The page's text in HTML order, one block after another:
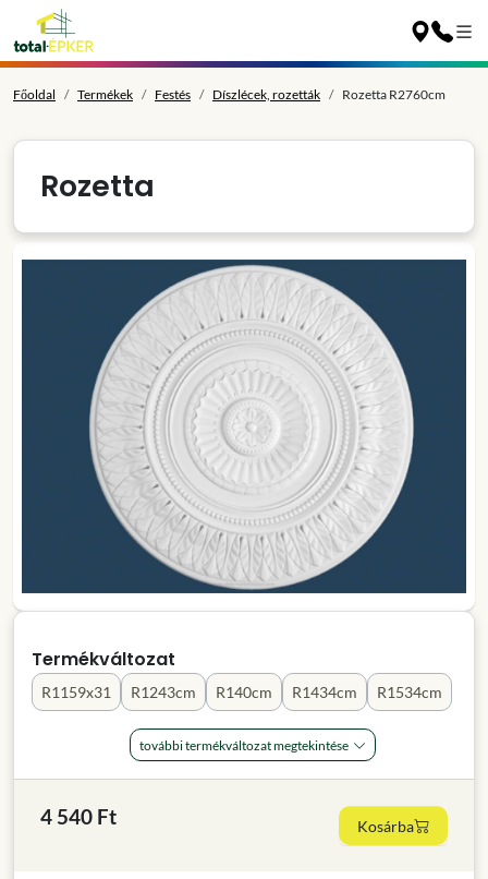
Főoldal Termékek Festés Díszlécek, rozetták Rozetta R2760cm
Rozetta
Termékváltozat
R1159x31 R1243cm R140cm R1434cm R1534cm
további termékváltozat megtekintése
4 540 Ft Kosárba